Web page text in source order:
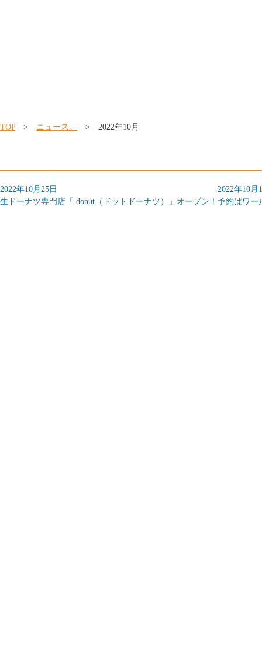
TOP> ニュース。 > 2022年10月
2022年10月25日
生ドーナツ専門店「.donut（ドットドーナツ）」オープン！
2022年10月
予約はワー